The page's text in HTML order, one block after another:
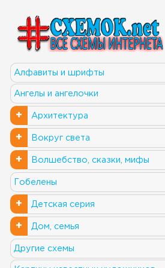
Алфавиты и шрифты
Ангелы и ангелочки
+ Архитектура
+ Вокруг света
+ Волшебство, сказки, мифы
Гобелены
+ Детская серия
+ Дом, семья
Другие схемы